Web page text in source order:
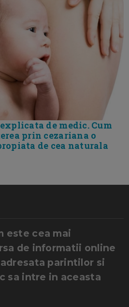
de medic. Cum
prin cezariana o
de cea naturala
este cea mai
de informatii online
parintilor si
sa intre in aceasta